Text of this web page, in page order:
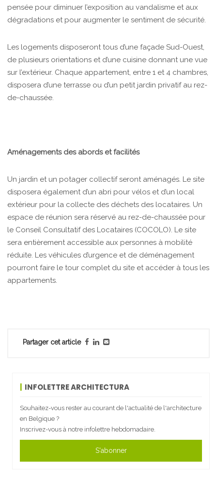
pensée pour diminuer l’exposition au vandalisme et aux
dégradations et pour augmenter le sentiment de sécurité.
Les logements disposeront tous d’une façade Sud-Ouest,
de plusieurs orientations et d’une cuisine donnant une vue
sur l’extérieur. Chaque appartement, entre 1 et 4 chambres,
disposera d’une terrasse ou d’un petit jardin privatif au rez-
de-chaussée.
Aménagements des abords et facilités
Un jardin et un potager collectif seront aménagés. Le site
disposera également d’un abri pour vélos et d’un local
extérieur pour la collecte des déchets des locataires. Un
espace de réunion sera réservé au rez-de-chaussée pour
le Conseil Consultatif des Locataires (COCOLO). Le site
sera entièrement accessible aux personnes à mobilité
réduite. Les véhicules d’urgence et de déménagement
pourront faire le tour complet du site et accéder à tous les
appartements.
Partager cet article
INFOLETTRE ARCHITECTURA
Souhaitez-vous rester au courant de l'actualité de l'architecture
en Belgique ?
Inscrivez-vous à notre infolettre hebdomadaire.
S'abonner